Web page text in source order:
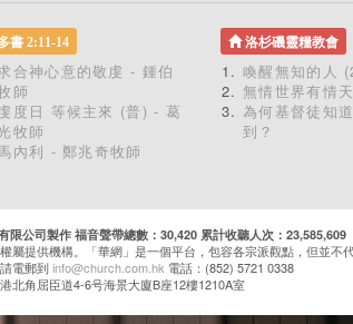
書 2:11-14
合神心意的敬虔 - 鍾伯
師
度日 等候主來 (普) - 葛
牧師
內利 - 鄭兆奇牧師
洛杉磯靈糧教會
喚醒無知的人
無情世界有情
為何基督徒知
到？
限公司製作 福音聲帶總數：30,420 累計收聽人次：23,585,609
屬提供機構。「華網」是一個平台，包容各宗派觀點，但並不代
電郵到info@church.com.hk 電話：(852) 5721 0338
北角屈臣道4-6号海景大廈B座12樓1210A室